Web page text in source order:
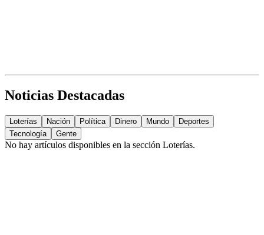
Noticias Destacadas
Loterías Nación Política Dinero Mundo
Deportes
Tecnología
Gente
No hay artículos disponibles en la sección Loterías.